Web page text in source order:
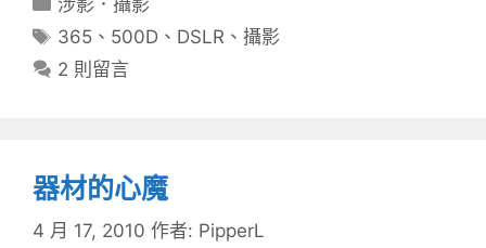
類
涉影．攝影
標
籤
365 、 500D 、 DSLR 、攝影
2 則留言
器材的心魔
4 月 17, 2010 作者: PipperL